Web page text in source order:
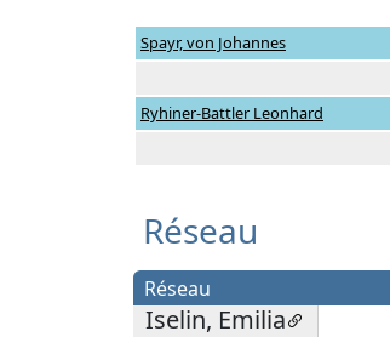
Spayr, von Johannes
Ryhiner-Battler Leonhard
Réseau
Réseau
Iselin, Emilia